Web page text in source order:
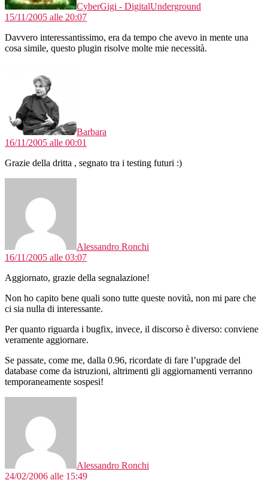
CyberGigi - DigitalUnderground
15/11/2005 alle 20:07
Davvero interessantissimo, era da tempo che avevo in mente una
cosa simile, questo plugin risolve molte mie necessità.
Barbara
16/11/2005 alle 00:01
Grazie della dritta , segnato tra i testing futuri :)
Alessandro Ronchi
16/11/2005 alle 03:07
Aggiornato, grazie della segnalazione!
Non ho capito bene quali sono tutte queste novità, non mi pare che
ci sia nulla di interessante.
Per quanto riguarda i bugfix, invece, il discorso è diverso: conviene
veramente aggiornare.
Se passate, come me, dalla 0.96, ricordate di fare l’upgrade del
database come da istruzioni, altrimenti gli aggiornamenti verranno
temporaneamente sospesi!
Alessandro Ronchi
24/02/2006 alle 15:49